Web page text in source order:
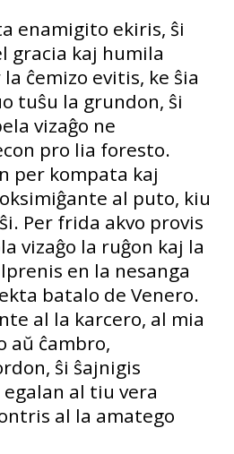
enamigito ekiris, ŝi
gracia kaj humila
ĉemizo evitis, ke ŝia
tuŝu la grundon, ŝi
vizaĝo ne
pro lia foresto.
per kompata kaj
al puto, kiu
Per frida akvo provis
vizaĝo la ruĝon kaj la
en la nesanga
batalo de Venero.
al la karcero, al mia
aŭ ĉambro,
ŝi ŝajnigis
al tiu vera
al la amatego